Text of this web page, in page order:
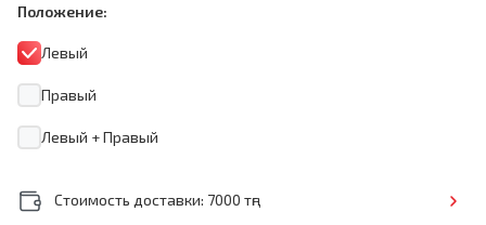
Положение:
Левый
Правый
Левый + Правый
Стоимость доставки: 7000 тңг